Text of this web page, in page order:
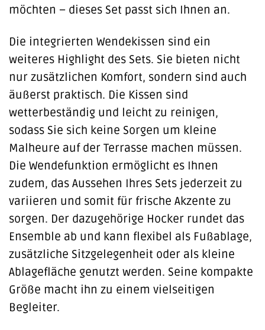
möchten – dieses Set passt sich Ihnen an.
Die integrierten Wendekissen sind ein
weiteres Highlight des Sets. Sie bieten nicht
nur zusätzlichen Komfort, sondern sind auch
äußerst praktisch. Die Kissen sind
wetterbeständig und leicht zu reinigen,
sodass Sie sich keine Sorgen um kleine
Malheure auf der Terrasse machen müssen.
Die Wendefunktion ermöglicht es Ihnen
zudem, das Aussehen Ihres Sets jederzeit zu
variieren und somit für frische Akzente zu
sorgen. Der dazugehörige Hocker rundet das
Ensemble ab und kann flexibel als Fußablage,
zusätzliche Sitzgelegenheit oder als kleine
Ablagefläche genutzt werden. Seine kompakte
Größe macht ihn zu einem vielseitigen
Begleiter.